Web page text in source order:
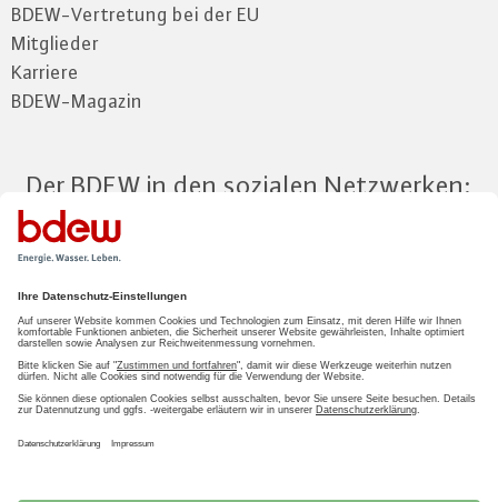
BDEW-Vertretung bei der EU
Mitglieder
Karriere
BDEW-Magazin
Der BDEW in den sozialen Netzwerken:
Zum Mitgliederbereich
LOGIN